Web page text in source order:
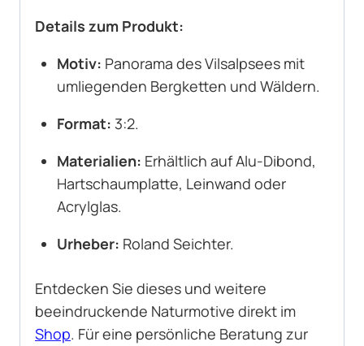
Details zum Produkt:
Motiv: Panorama des Vilsalpsees mit
umliegenden Bergketten und Wäldern.
Format: 3:2.
Materialien: Erhältlich auf Alu-Dibond,
Hartschaumplatte, Leinwand oder
Acrylglas.
Urheber: Roland Seichter.
Entdecken Sie dieses und weitere
beeindruckende Naturmotive direkt im
Shop. Für eine persönliche Beratung zur